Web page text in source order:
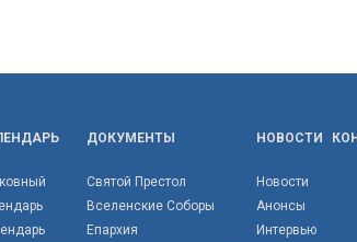
ДОКУМЕНТЫ
Святой Престол
Вселенские Соборы
Епархия
НОВОСТИ
Новости
Анонсы
Интервью